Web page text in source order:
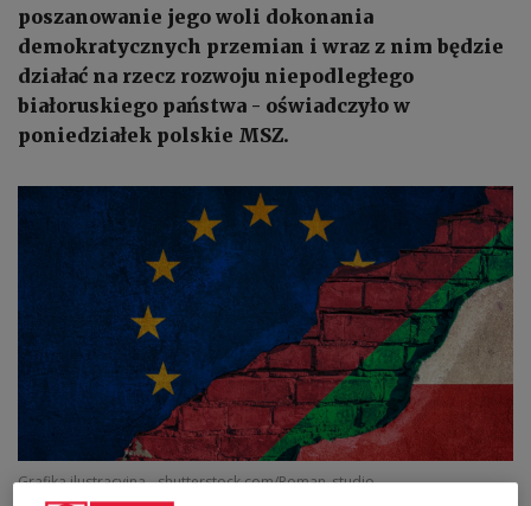
poszanowanie jego woli dokonania
demokratycznych przemian i wraz z nim będzie
działać na rzecz rozwoju niepodległego
białoruskiego państwa - oświadczyło w
poniedziałek polskie MSZ.
Grafika ilustracyjna shutterstock.com/Roman_studio